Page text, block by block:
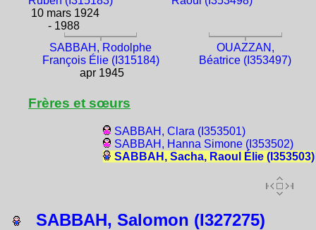
10 mars 1924
- 1988
SABBAH, Rodolphe
François Élie (I315184)
apr 1945
OUAZZAN,
Béatrice (I353497)
Frères et sœurs
SABBAH, Clara (I353501)
SABBAH, Hanna Simone (I353502)
SABBAH, Sacha, Raoul Élie (I353503)
SABBAH, Salomon (I327275)